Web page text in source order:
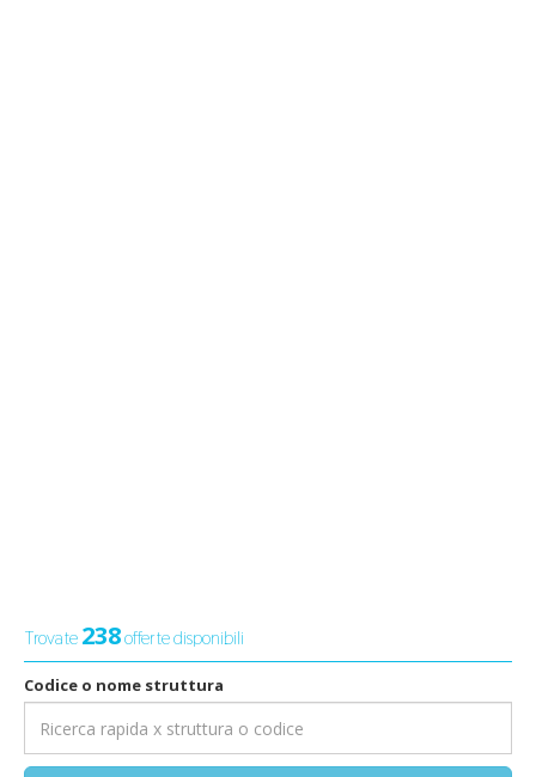
Trovate238offerte disponibili
Codice o nome struttura